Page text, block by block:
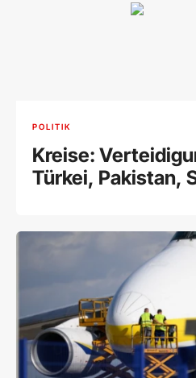
POLITIK
Kreise:
Türkei, Pakistan,